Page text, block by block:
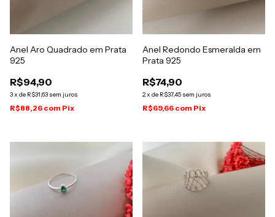
Anel Aro Quadrado em Prata
925
R$94,90
3x de R$31,63 sem juros
R$88,26 com Pix
Anel Redondo Esmeralda em
Prata 925
R$74,90
2x de R$37,45 sem juros
R$69,66 com Pix